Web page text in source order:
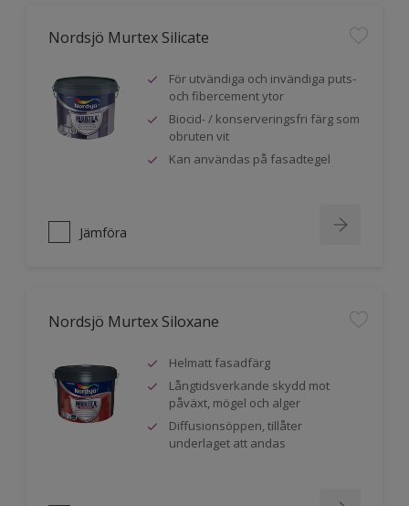
Nordsjö Murtex Silicate
För utvändiga och invändiga puts-
och fibercement ytor
Biocid- / konserveringsfri färg som
obruten vit
Kan användas på fasadtegel
Jämföra
Nordsjö Murtex Siloxane
Helmatt fasadfärg
Långtidsverkande skydd mot
påväxt, mögel och alger
Diffusionsöppen, tillåter
underlaget att andas